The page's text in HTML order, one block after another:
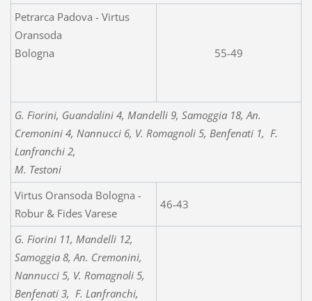
Petrarca Padova - Virtus
Oransoda
Bologna
55-49
G. Fiorini, Guandalini 4, Mandelli 9, Samoggia 18, An.
Cremonini 4, Nannucci 6, V. Romagnoli 5, Benfenati 1, F.
Lanfranchi 2,
M. Testoni
Virtus Oransoda Bologna -
Robur & Fides Varese
46-43
G. Fiorini 11, Mandelli 12,
Samoggia 8, An. Cremonini,
Nannucci 5, V. Romagnoli 5,
Benfenati 3, F. Lanfranchi,